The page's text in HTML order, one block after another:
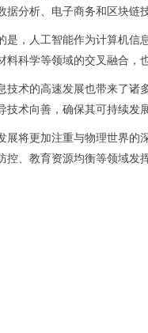
据分析、电子商务和区块链
是，人工智能作为计算机信
料科学等领域的交叉融合，
技术的高速发展也带来了诸
技术向善，确保其可持续发展
展将更加注重与物理世界的
控、教育资源均衡等领域发